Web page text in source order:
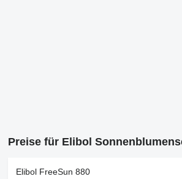
Preise für Elibol
Elibol FreeSun 880